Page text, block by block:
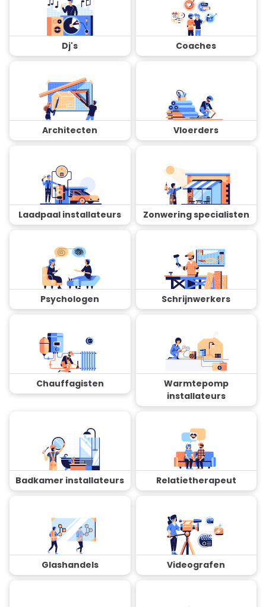
Dj's Coaches
Architecten Vloerders
Laadpaal installateurs Zonwering specialisten
Psychologen Schrijnwerkers
Chauffagisten
Warmtepomp
installateurs
Badkamer installateurs Relatietherapeut
Glashandels Videografen